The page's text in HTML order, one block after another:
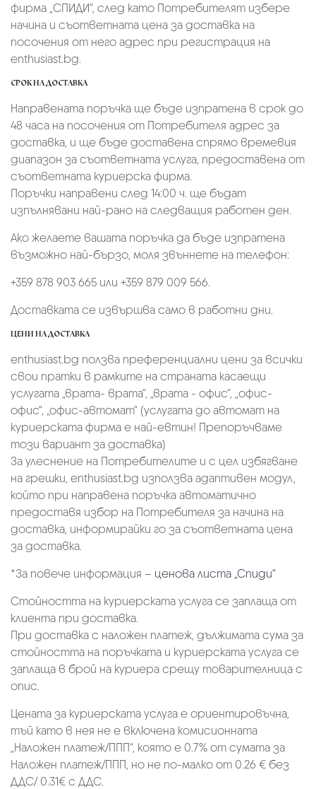
фирмa „СПИДИ“, след като Потребителят избере
начина и съответната цена за доставка на
посочения от него адрес при регистрация на
enthusiast.bg.
СРОК НА ДОСТАВКА
Направената поръчка ще бъде изпратена в срок до
48 часа на посочения от Потребителя адрес за
доставка, и ще бъде доставена спрямо времевия
диапазон за съответната услуга, предоставена от
съответната куриерска фирма.
Поръчки направени след 14:00 ч. ще бъдат
изпълнявани най-рано на следващия работен ден.
Ако желаете вашата поръчка да бъде изпратена
възможно най-бързо, моля звъннете на телефон:
+359 878 903 665 или +359 879 009 566.
Доставката се извършва само в работни дни.
ЦЕНИ НА ДОСТАВКА
enthusiast.bg ползва преференциални цени за всички
свои пратки в рамките на страната касаещи
услугата „врата- врата“, „врата - офис“, „oфис-
офис“, „офис-автомат“ (услугата до автомат на
куриерската фирма е най-евтин! Препоръчваме
този вариант за доставка)
За улеснение на Потребителите и с цел избягване
на грешки, enthusiast.bg използва адаптивен модул,
който при направена поръчка автоматично
предоставя избор на Потребителя за начина на
доставка, информирайки го за съответната цена
за доставка.
*За повече информация – ценова листа „Спиди“
Стойността на куриерската услуга се заплаща от
клиента при доставка.
При доставка с наложен платеж, дължимата сума за
стойността на поръчката и куриерската услуга се
заплаща в брой на куриера срещу товарителница с
опис.
Цената за куриерската услуга е ориентировъчна,
тъй като в нея не е включена комисионната
„Наложен платеж/ППП“, която е 0.7% от сумата за
Наложен платеж/ППП, но не по-малко от 0.26 € без
ДДС/ 0.31€ с ДДС.